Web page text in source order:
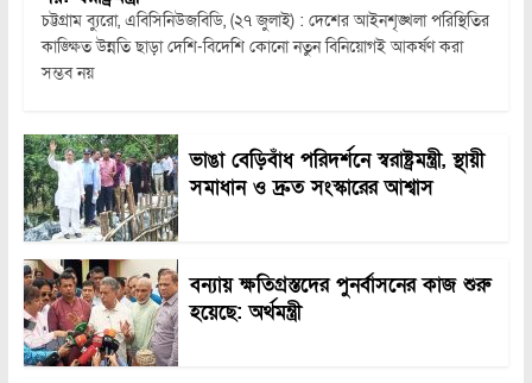
চট্টগ্রাম ব্যুরো, এবিসিনিউজবিডি, (২৭ জুলাই) : দেশের আইনশৃঙ্খলা পরিস্থিতির
কাঙ্ক্ষিত উন্নতি ছাড়া দেশি-বিদেশি কোনো নতুন বিনিয়োগই আকর্ষণ করা
সম্ভব নয়
ভাঙা বেড়িবাঁধ পরিদর্শনে স্বরাষ্ট্রমন্ত্রী, স্থায়ী
সমাধান ও দ্রুত সংস্কারের আশ্বাস
বন্যায় ক্ষতিগ্রস্তদের পুনর্বাসনের কাজ শুরু
হয়েছে: অর্থমন্ত্রী